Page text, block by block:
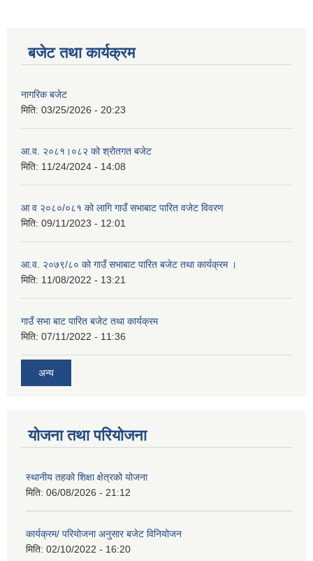
बजेट तथा कार्यक्रम
नागरिक बजेट
मिति: 03/25/2026 - 20:23
आ.व. २०८१।०८२ को श्रोतगत बजेट
मिति: 11/24/2024 - 14:08
आ व २०८०/०८१ को लागि गाउँ सभाबाट पारित वजेट विवरण
मिति: 09/11/2023 - 12:01
आ.व. २०७९/८० को गाउँ सभाबाट पारित बजेट तथा कार्यक्रम ।
मिति: 11/08/2022 - 13:21
गाउँ सभा बाट पारित बजेट तथा कार्यक्रम
मिति: 07/11/2022 - 11:36
अन्य
योजना तथा परियोजना
स्थानीय तहको शिक्षा क्षेत्रको योजना
मिति: 06/08/2026 - 21:12
कार्यक्रम/ परियोजना अनुसार बजेट विनियोजन
मिति: 02/10/2022 - 16:20